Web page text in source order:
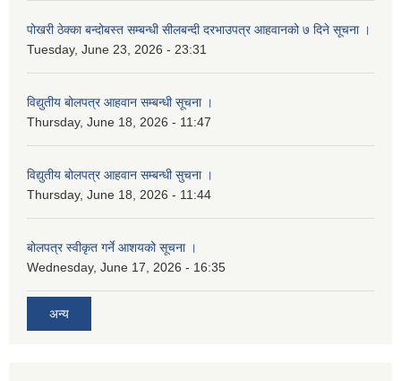
पोखरी ठेक्का बन्दोबस्त सम्बन्धी सीलबन्दी दरभाउपत्र आहवानको ७ दिने सूचना ।
Tuesday, June 23, 2026 - 23:31
विद्युतीय बोलपत्र आहवान सम्बन्धी सूचना ।
Thursday, June 18, 2026 - 11:47
विद्युतीय बोलपत्र आहवान सम्बन्धी सुचना ।
Thursday, June 18, 2026 - 11:44
बोलपत्र स्वीकृत गर्ने आशयको सूचना ।
Wednesday, June 17, 2026 - 16:35
अन्य